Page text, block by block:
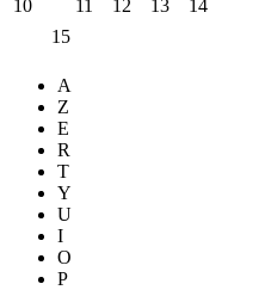
10
11 12 13
14
15
A
Z
E
R
T
Y
U
I
O
P